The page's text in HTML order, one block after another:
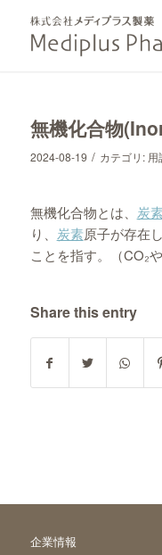
無機化合物
2024-08-19 / カテゴリ: 用
無機化合物とは、 炭
り、 炭素原子が存在
ことを指す。（CO₂
Share this entry
企業情報